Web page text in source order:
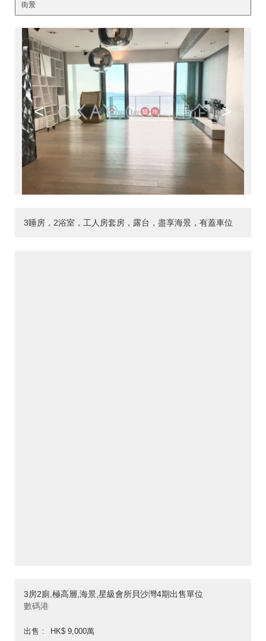
街景
< >
3睡房，2浴室，工人房套房，露台，盡享海景，有蓋車位
3房2廁,極高層,海景,星級會所貝沙灣4期出售單位
數碼港
出售
HK$ 9,000萬